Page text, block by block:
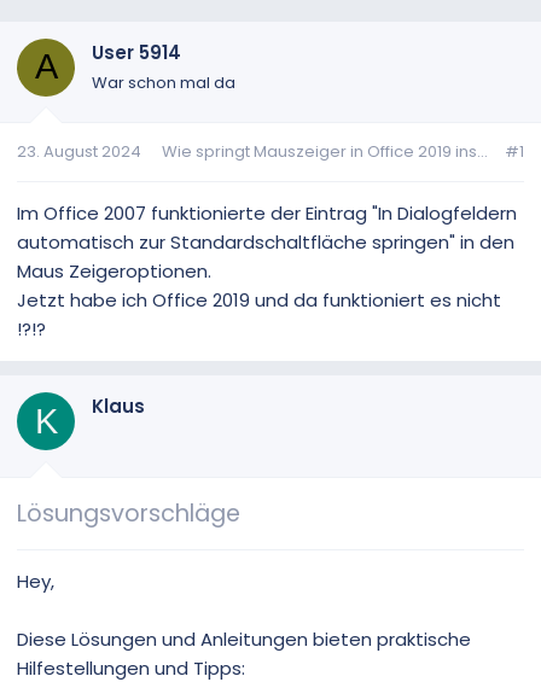
A User 5914
War schon mal da
23. August 2024 Wie springt Mauszeiger in Office 2019 ins... #1
Im Office 2007 funktionierte der Eintrag "In Dialogfeldern
automatisch zur Standardschaltfläche springen" in den
Maus Zeigeroptionen.
Jetzt habe ich Office 2019 und da funktioniert es nicht
!?!?
K Klaus
Lösungsvorschläge
Hey,
Diese Lösungen und Anleitungen bieten praktische
Hilfestellungen und Tipps: